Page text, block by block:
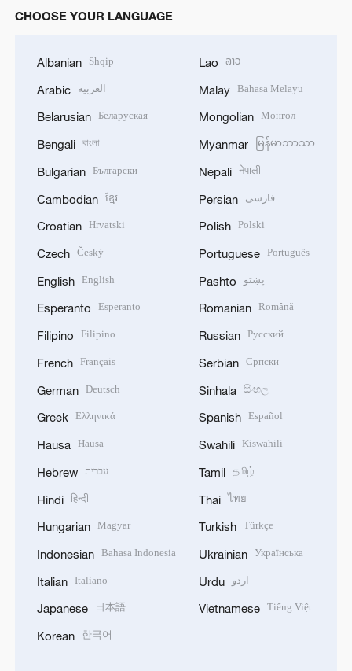
CHOOSE YOUR LANGUAGE
Albanian Shqip
Arabic العربية
Belarusian Беларуская
Bengali বাংলা
Bulgarian Български
Cambodian ខ្មែរ
Croatian Hrvatski
Czech Český
English English
Esperanto Esperanto
Filipino Filipino
French Français
German Deutsch
Greek Ελληνικά
Hausa Hausa
Hebrew עברית
Hindi हिन्दी
Hungarian Magyar
Indonesian Bahasa Indonesia
Italian Italiano
Japanese 日本語
Korean 한국어
Lao ລາວ
Malay Bahasa Melayu
Mongolian Монгол
Myanmar မြန်မာဘာသာ
Nepali नेपाली
Persian فارسی
Polish Polski
Portuguese Português
Pashto پښتو
Romanian Română
Russian Русский
Serbian Српски
Sinhala සිංහල
Spanish Español
Swahili Kiswahili
Tamil தமிழ்
Thai ไทย
Turkish Türkçe
Ukrainian Українська
Urdu اردو
Vietnamese Tiếng Việt